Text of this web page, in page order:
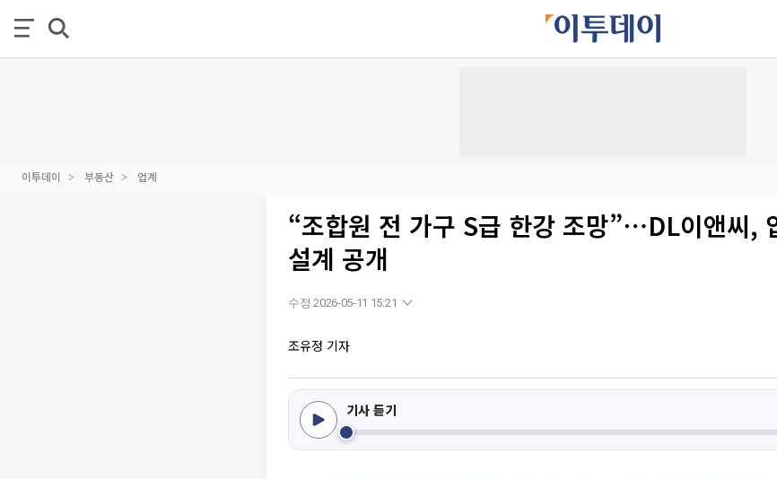
이투데이 부동산 업계
“조합원 전 가구 S급 한강 조망”⋯DL이앤씨,
설계 공개
수정 2026-05-11 15:21
조유정 기자
기사 듣기